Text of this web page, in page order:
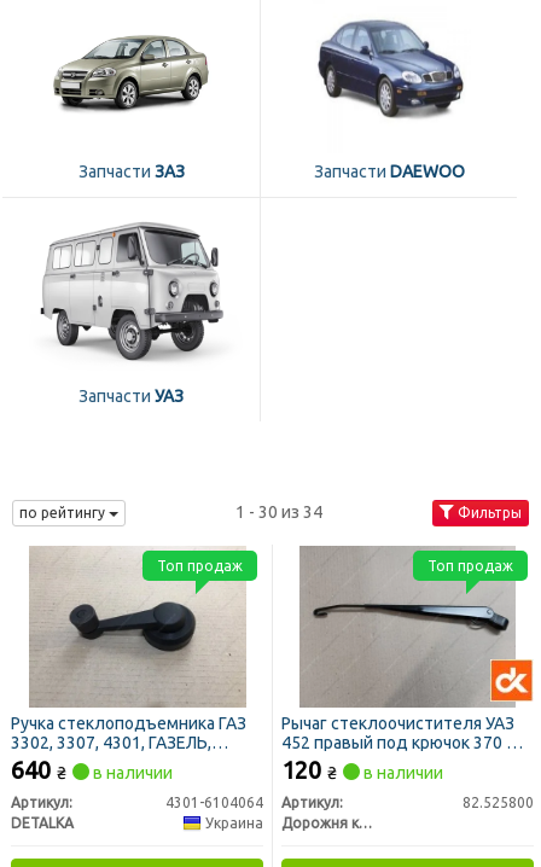
Запчасти ЗАЗ Запчасти DAEWOO
Запчасти УАЗ
по рейтингу 1 - 30 из 34 Фильтры
Ручка стеклоподъемника ГАЗ
3302, 3307, 4301, ГАЗЕЛЬ,
ВОЛГА (УСИЛЕННАЯ, цинковый
сплав) (DETALKA)
640 ₴ в наличии
Артикул:
4301-6104064
DETALKA
Украина
Топ продаж
Рычаг стеклоочистителя УАЗ
452 правый под крючок 370 мм
(ДК)
120 ₴ в наличии
Артикул:
82.525800
Дорожня карта
Топ продаж